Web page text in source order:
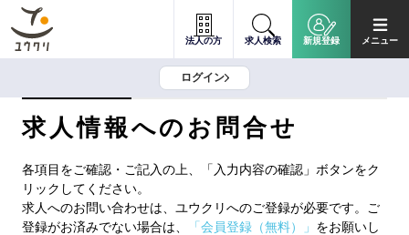
法人の方 求人検索 新規登録 メニュー
ログイン
求人情報へのお問合せ
各項目をご確認・ご記入の上、「入力内容の確認」ボタンをク
リックしてください。
求人へのお問い合わせは、ユウクリへのご登録が必要です。ご
登録がお済みでない場合は、
「会員登録（無料）」 をお願いし